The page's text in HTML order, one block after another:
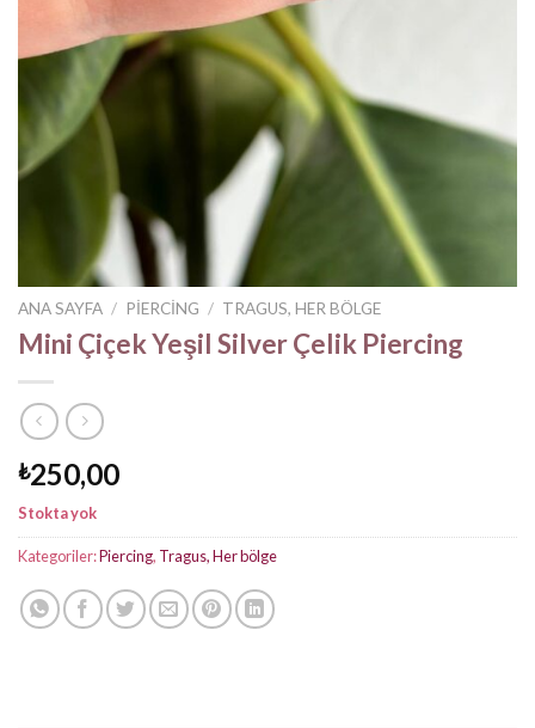
ANA SAYFA / PIERCING / TRAGUS, HER BÖLGE
Mini Çiçek Yeşil Silver Çelik Piercing
₺250,00
Stokta yok
Kategoriler:Piercing, Tragus, Her bölge